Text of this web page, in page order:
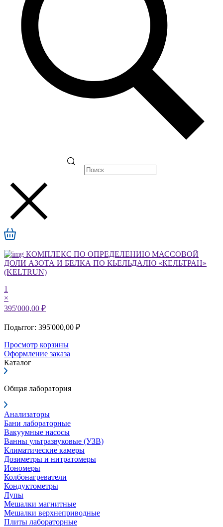
КОМПЛЕКС ПО ОПРЕДЕЛЕНИЮ МАССОВОЙ
ДОЛИ АЗОТА И БЕЛКА ПО КЬЕЛЬДАЛЮ «КЕЛЬТРАН»
(KELTRUN)
1
×
395'000,00 ₽
Подытог: 395'000,00 ₽
Просмотр корзины
Оформление заказа
Каталог
Общая лаборатория
Анализаторы
Бани лабораторные
Вакуумные насосы
Ванны ультразвуковые (УЗВ)
Климатические камеры
Дозиметры и нитратомеры
Иономеры
Колбонагреватели
Кондуктометры
Лупы
Мешалки магнитные
Мешалки верхнеприводные
Плиты лабораторные